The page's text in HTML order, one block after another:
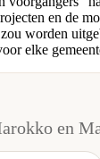
en de
worden
elke
en